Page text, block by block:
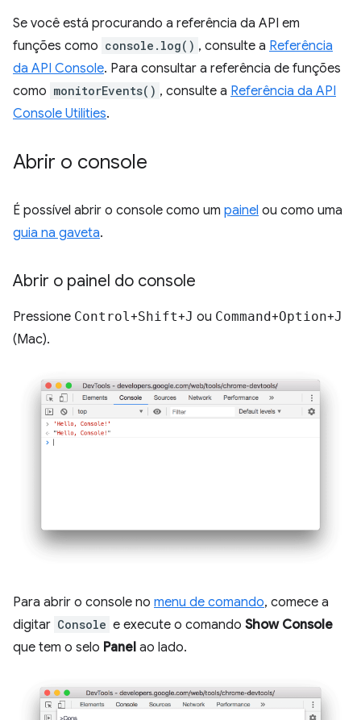
Se você está procurando a referência da API em
funções como console.log() , consulte a Referência
da API Console. Para consultar a referência de funções
como monitorEvents() , consulte a Referência da API
Console Utilities.
Abrir o console
É possível abrir o console como um painel ou como uma
guia na gaveta.
Abrir o painel do console
Pressione Control+Shift+J ou Command+Option+J
(Mac).
Para abrir o console no menu de comando, comece a
digitar Console e execute o comando Show Console
que tem o selo Panel ao lado.